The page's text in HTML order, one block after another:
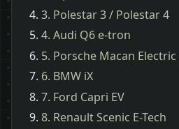
3. Polestar 3 / Polestar 4
4. Audi Q6 e-tron
5. Porsche Macan Electric
6. BMW iX
7. Ford Capri EV
8. Renault Scenic E-Tech